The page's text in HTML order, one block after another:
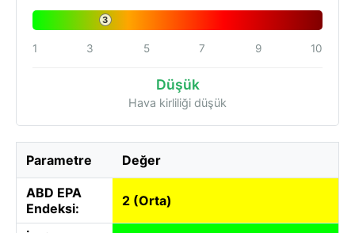
3
1 3 5 7 9 10
Düşük
Hava kirliliği düşük
Parametre Değer
ABD EPA
Endeksi:
2 (Orta)